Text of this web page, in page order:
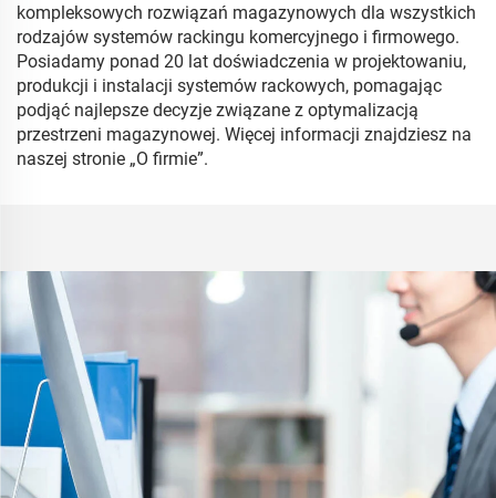
kompleksowych rozwiązań magazynowych dla wszystkich
rodzajów systemów rackingu komercyjnego i firmowego.
Posiadamy ponad 20 lat doświadczenia w projektowaniu,
produkcji i instalacji systemów rackowych, pomagając
podjąć najlepsze decyzje związane z optymalizacją
przestrzeni magazynowej. Więcej informacji znajdziesz na
naszej stronie „O firmie”.